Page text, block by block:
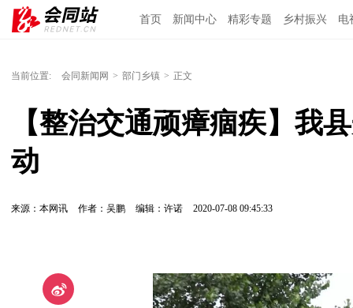
首页 新闻中心 精彩专题 乡村振兴 电
当前位置: 会同新闻网 > 部门乡镇 > 正文
【整治交通顽瘴痼疾】我
动
来源：本网讯 作者：吴鹏 编辑：许诺 2020-07-08 09:45:33